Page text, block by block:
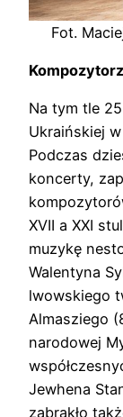
Fot.
Na tym tle
Ukraińskiej
Podczas
koncerty,
XVII a XXI
muzykę
Walentyna
lwowskiego
Almasziego
narodowej
Jewhena
zabrakło